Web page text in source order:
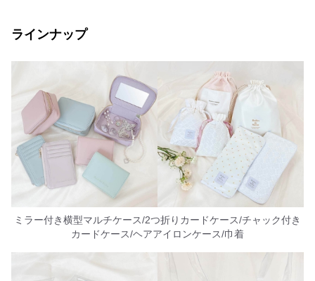
ラインナップ
ミラー付き横型マルチケース/2つ折りカードケース/チャック付き
カードケース/ヘアアイロンケース/巾着